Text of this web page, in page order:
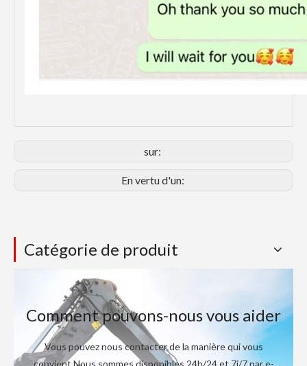
sur:
En vertu d'un:
Catégorie de produit
Comment pouvons-nous vous aider
Vous pouvez nous contacter de la manière qui vous